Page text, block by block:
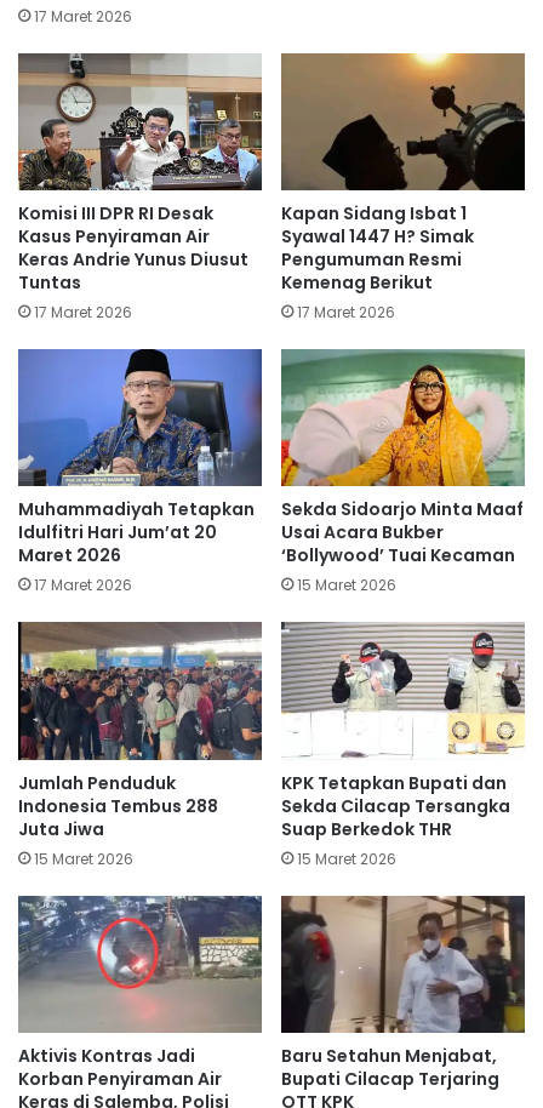
17 Maret 2026
Komisi III DPR RI Desak
Kasus Penyiraman Air
Keras Andrie Yunus Diusut
Tuntas
17 Maret 2026
Kapan Sidang Isbat 1
Syawal 1447 H? Simak
Pengumuman Resmi
Kemenag Berikut
17 Maret 2026
Muhammadiyah Tetapkan
Idulfitri Hari Jum’at 20
Maret 2026
17 Maret 2026
Sekda Sidoarjo Minta Maaf
Usai Acara Bukber
‘Bollywood’ Tuai Kecaman
15 Maret 2026
Jumlah Penduduk
Indonesia Tembus 288
Juta Jiwa
15 Maret 2026
KPK Tetapkan Bupati dan
Sekda Cilacap Tersangka
Suap Berkedok THR
15 Maret 2026
Aktivis Kontras Jadi
Korban Penyiraman Air
Keras di Salemba, Polisi
Baru Setahun Menjabat,
Bupati Cilacap Terjaring
OTT KPK